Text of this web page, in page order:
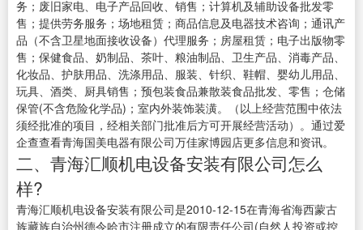
务；废旧家电、电子产品回收、销售；计算机及辅助设备批发零
售；提供劳务服务；场地租赁；商品信息及电器技术咨询；通讯产
品（不含卫星地面接收设备）代理服务；房屋租赁；电子出版物零
售；保健食品、奶制品、茶叶、粮油制品、卫生产品、消毒产品、
化妆品、护肤用品、洗涤用品、服装、针织、鞋帽、婴幼儿用品、
玩具、酒类、厨具销售；预包装食品兼散装食品批发、零售；仓储
保管(不含危险化学品)；室内外装饰装潢。（以上经营范围中依法
须经批准的项目，经相关部门批准后方可开展经营活动）。通过爱
企查查看青海国美电器有限公司万佳家博园店更多信息和资讯。
二、青海汇顺机电设备安装有限公司怎么
样?
青海汇顺机电设备安装有限公司是2010-12-15在青海省海西蒙古
族藏族自治州德令哈市注册成立的有限责任公司(自然人投资或控